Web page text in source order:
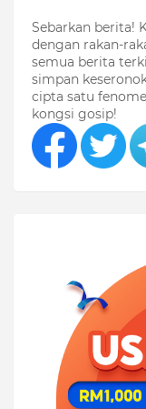
Sebarkan berita!
dengan rakan-
semua berita
simpan
cipta satu
kongsi gosip!